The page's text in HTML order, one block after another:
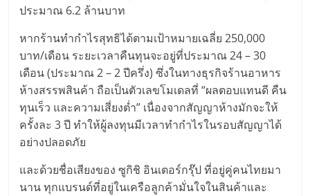
ร้าน
ฟรี,
บริการ
พัฒนา
ระบบ
แฟ
รน
ไชส์"
ประมาณ 6.2 ล้านบาท
หากร้านทำกำไรสุทธิได้ตามเป้าหมายเฉลี่ย 250,000
บาท/เดือน ระยะเวลาคืนทุนจะอยู่ที่ประมาณ 24 – 30
เดือน (ประมาณ 2 – 2 ปีครึ่ง) ซึ่งในทางธุรกิจร้านอาหาร
ห้างสรรพสินค้า ถือเป็นตัวเลขโมเดลที่ “ผลตอบแทนดี คืน
ทุนเร็ว และความเสี่ยงต่ำ” เนื่องจากสัญญาห้างมักจะให้
ครั้งละ 3 ปี ทำให้ผู้ลงทุนมีเวลาทำกำไรในรอบสัญญาได้
อย่างปลอดภัย
และด้วยชื่อเสียงของ ซูกิชิ อินเตอร์กรุ๊ป ที่อยู่คู่คนไทยมา
นาน ทุกแบรนด์ที่อยู่ในเครือลูกค้ามั่นใจในสินค้าและ